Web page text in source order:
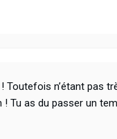
n’étant pas
Tu as du passer un